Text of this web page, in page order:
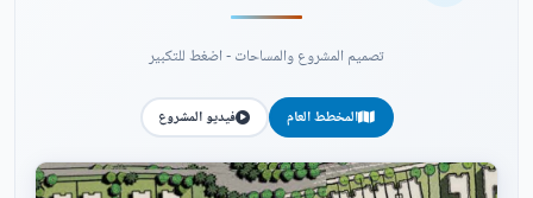
تصميم المشروع والمساحات - اضغط للتكبير
المخطط العام فيديو المشروع